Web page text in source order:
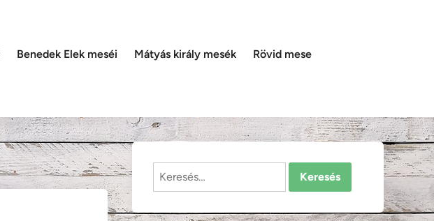
Benedek Elek meséi Mátyás király mesék Rövid mese
Keresés: